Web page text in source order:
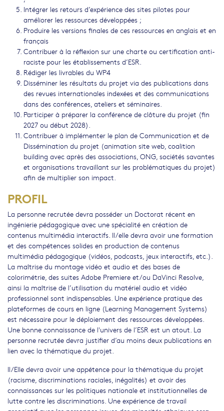
Intégrer les retours d’expérience des sites pilotes pour
améliorer les ressources développées ;
Produire les versions finales de ces ressources en anglais et en
français
Contribuer à la réflexion sur une charte ou certification anti-
raciste pour les établissements d’ESR.
Rédiger les livrables du WP4
Disséminer les résultats du projet via des publications dans
des revues internationales indexées et des communications
dans des conférences, ateliers et séminaires.
Participer à préparer la conférence de clôture du projet (fin
2027 ou début 2028).
Contribuer à implémenter le plan de Communication et de
Dissémination du projet (animation site web, coalition
building avec après des associations, ONG, sociétés savantes
et organisations travaillant sur les problématiques du projet)
afin de multiplier son impact.
PROFIL
La personne recrutée devra posséder un Doctorat récent en
ingénierie pédagogique avec une spécialité en création de
contenus multimédia interactifs. Il/elle devra avoir une formation
et des compétences solides en production de contenus
multimédia pédagogique (vidéos, podcasts, jeux interactifs, etc.).
La maîtrise du montage vidéo et audio et des bases de
colorimétrie, des suites Adobe Premiere et/ou DaVinci Resolve,
ainsi la maîtrise de l’utilisation du matériel audio et vidéo
professionnel sont indispensables. Une expérience pratique des
plateformes de cours en ligne (Learning Management Systems)
est nécessaire pour le déploiement des ressources développées.
Une bonne connaissance de l'univers de l’ESR est un atout. La
personne recrutée devra justifier d’au moins deux publications en
lien avec la thématique du projet.
Il/Elle devra avoir une appétence pour la thématique du projet
(racisme, discriminations raciales, inégalités) et avoir des
connaissances sur les politiques nationale et institutionnelles de
lutte contre les discriminations. Une expérience de travail